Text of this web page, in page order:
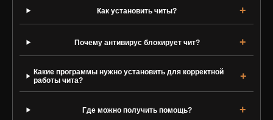
Как установить читы?
Почему антивирус блокирует чит?
Какие программы нужно установить для корректной
работы чита?
Где можно получить помощь?